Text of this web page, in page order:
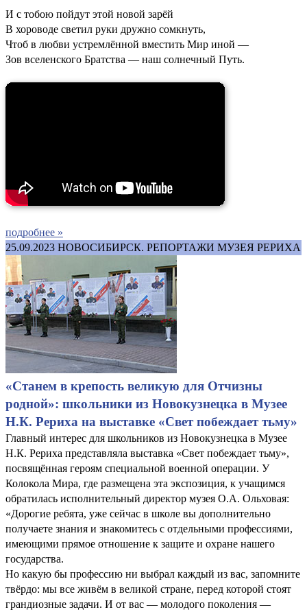
И с тобою пойдут этой новой зарёй
В хороводе светил руки дружно сомкнуть,
Чтоб в любви устремлённой вместить Мир иной —
Зов вселенского Братства — наш солнечный Путь.
подробнее »
25.09.2023 НОВОСИБИРСК. РЕПОРТАЖИ МУЗЕЯ РЕРИХА
«Станем в крепость великую для Отчизны
родной»: школьники из Новокузнецка в Музее
Н.К. Рериха на выставке «Свет побеждает тьму»
Главный интерес для школьников из Новокузнецка в Музее
Н.К. Рериха представляла выставка «Свет побеждает тьму»,
посвящённая героям специальной военной операции. У
Колокола Мира, где размещена эта экспозиция, к учащимся
обратилась исполнительный директор музея О.А. Ольховая:
«Дорогие ребята, уже сейчас в школе вы дополнительно
получаете знания и знакомитесь с отдельными профессиями,
имеющими прямое отношение к защите и охране нашего
государства.
Но какую бы профессию ни выбрал каждый из вас, запомните
твёрдо: мы все живём в великой стране, перед которой стоят
грандиозные задачи. И от вас — молодого поколения —